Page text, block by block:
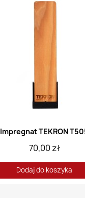
Impregnat TEKRON
70,00 zł
Dodaj do koszyka